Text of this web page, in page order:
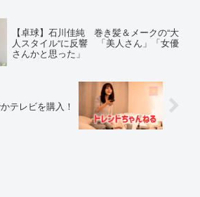
【卓球】石川佳純 巻き髪＆メークの“大
人スタイル“に反響 「美人さん」「女優
さんかと思った」
テレビを購入！